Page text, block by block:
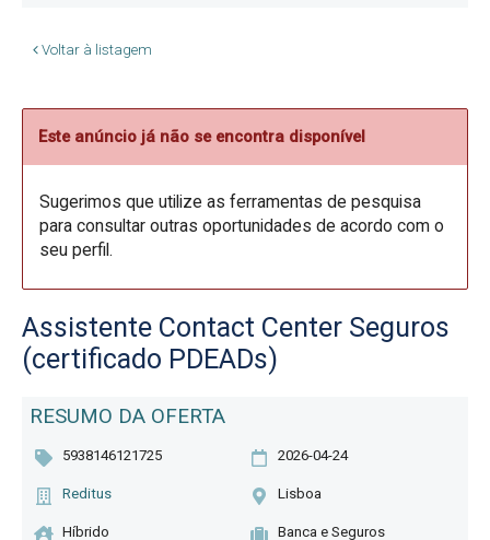
Voltar à listagem
Este anúncio já não se encontra disponível
Sugerimos que utilize as ferramentas de pesquisa
para consultar outras oportunidades de acordo com o
seu perfil.
Assistente Contact Center Seguros
(certificado PDEADs)
RESUMO DA OFERTA
5938146121725 2026-04-24
Reditus Lisboa
Híbrido Banca e Seguros